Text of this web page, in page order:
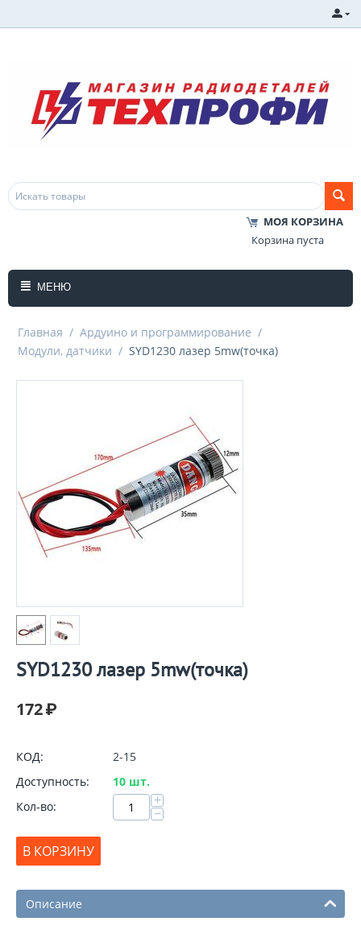
МОЯ КОРЗИНА
Корзина пуста
МЕНЮ
Главная / Ардуино и программирование /
Модули, датчики / SYD1230 лазер 5mw(точка)
SYD1230 лазер 5mw(точка)
172₽
КОД:
2-15
Доступность:
10 шт.
Кол-во:
+
−
В КОРЗИНУ
Описание